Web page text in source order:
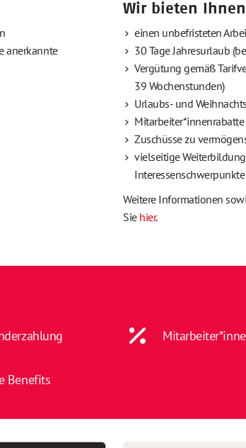
anerkannte
Wir bieten Ihnen
einen unbefristeten
30 Tage Jahresurlaub
Vergütung gemäß
39 Wochenstunden)
Urlaubs- und
Mitarbeiter*innenrabatte
Zuschüsse zu
vielseitige
Weitere Informationen
Sie hier.
Benefits